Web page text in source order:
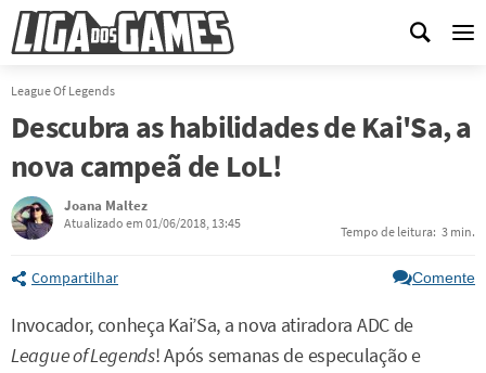
League Of Legends
Descubra as habilidades de Kai'Sa, a
nova campeã de LoL!
Joana Maltez
Atualizado em 01/06/2018, 13:45
Tempo de leitura: 3 min.
Compartilhar Comente
Invocador, conheça Kai’Sa, a nova atiradora ADC de
League of Legends! Após semanas de especulação e